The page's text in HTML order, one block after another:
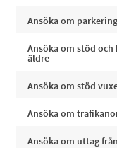
Ansöka om
Ansöka om stöd
äldre
Ansöka om stöd
Ansöka om
Ansöka om uttag